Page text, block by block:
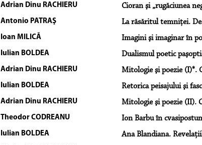
Adrian Dinu RACHIERU Cioran şi „rugăciunea
Antonio PATRAŞ La răsăritul temniţei.
Ioan MILICĂ Imagini şi imaginar în
Iulian BOLDEA Dualismul poetic
Adrian Dinu RACHIERU Mitologie şi poezie (I)*.
Iulian BOLDEA Retorica peisajului şi
Adrian Dinu RACHIERU Mitologie şi poezie (II).
Theodor CODREANU Ion Barbu în
Iulian BOLDEA Ana Blandiana.